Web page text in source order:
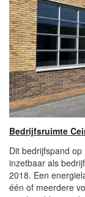
Bedrijfsruimte
Dit bedrijfspand
inzetbaar als
2018. Een
één of meerdere